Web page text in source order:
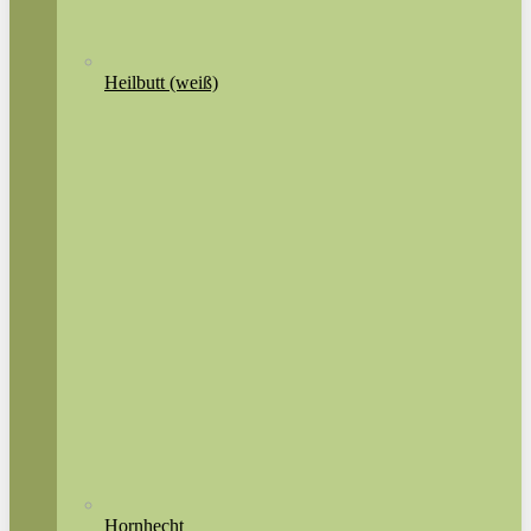
Heilbutt (weiß)
Hornhecht